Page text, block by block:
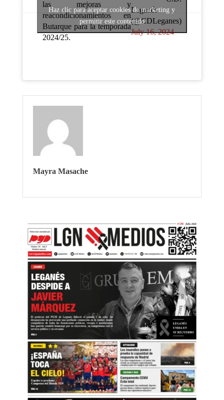
las mejoras y
reacondicionamientos en
Butarque para la temporada
2024/25.
Leganés
(@CDLeganes)
July 16, 2024
Haz clic para aceptar cookies de marketing y
permitir este contenido
Mayra Masache